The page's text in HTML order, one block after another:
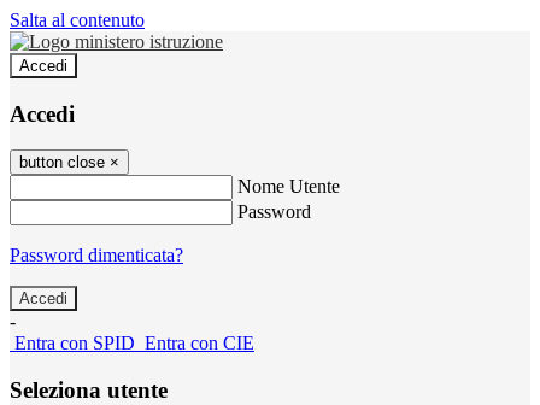
Salta al contenuto
Accedi
Accedi
button close ×
Nome Utente
Password
Password dimenticata?
-
Entra con SPID Entra con CIE
Seleziona utente